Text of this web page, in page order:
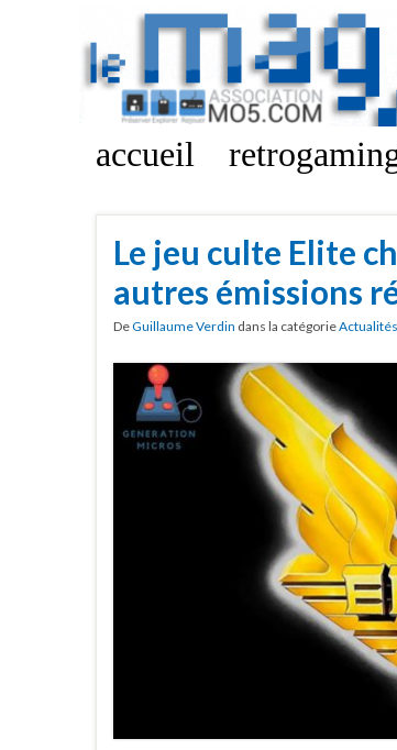
accueil
Le jeu culte Elite
autres émissions
DeGuillaume Verdin dans la catégorieActualités